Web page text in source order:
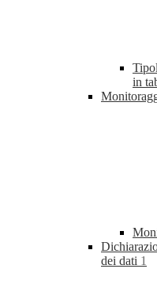
in
dei dati 1